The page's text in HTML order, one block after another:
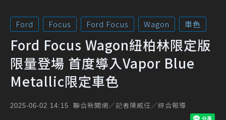
Ford Focus Ford Focus Wagon 車色
Ford Focus Wagon紐柏林限定版
限量登場 首度導入Vapor Blue
Metallic限定車色
2025-06-02 14:15 聯合新聞網／記者陳威任／綜合報導